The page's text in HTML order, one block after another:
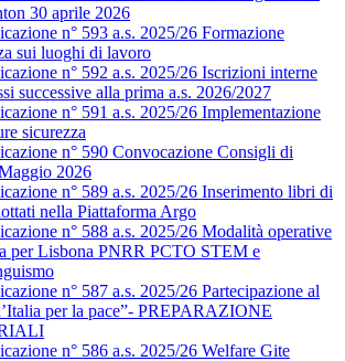
30 aprile 2026
n° 593 a.s. 2025/26 Formazione
sui luoghi di lavoro
n° 592 a.s. 2025/26 Iscrizioni interne
successive alla prima a.s. 2026/2027
n° 591 a.s. 2025/26 Implementazione
sicurezza
n° 590 Convocazione Consigli di
2026
n° 589 a.s. 2025/26 Inserimento libri di
nella Piattaforma Argo
n° 588 a.s. 2025/26 Modalità operative
per Lisbona PNRR PCTO STEM e
n° 587 a.s. 2025/26 Partecipazione al
per la pace”- PREPARAZIONE
n° 586 a.s. 2025/26 Welfare Gite